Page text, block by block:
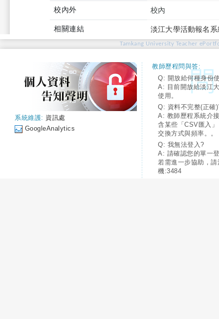
校內外 校內
相關連結 淡江大學活動報名
Tamkang University Teacher
系統維護: 資訊處
GoogleAnalytics
教師歷程問與答:
Q: 開放給何種身份
A: 目前開放給淡江
使用。
Q: 資料不完整(正確
A: 教師歷程系統介
含某些「CSV匯入
交換方式與頻率。。
Q: 我無法登入?
A: 請確認您的單一
若需進一步協助，
機:3484